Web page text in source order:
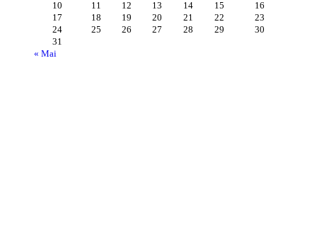
« Mai
10
11 12 13 14 15
16
17
18 19 20 21 22
23
24
25 26 27 28 29
30
31